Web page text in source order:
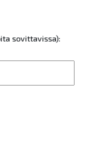
sovittavissa):